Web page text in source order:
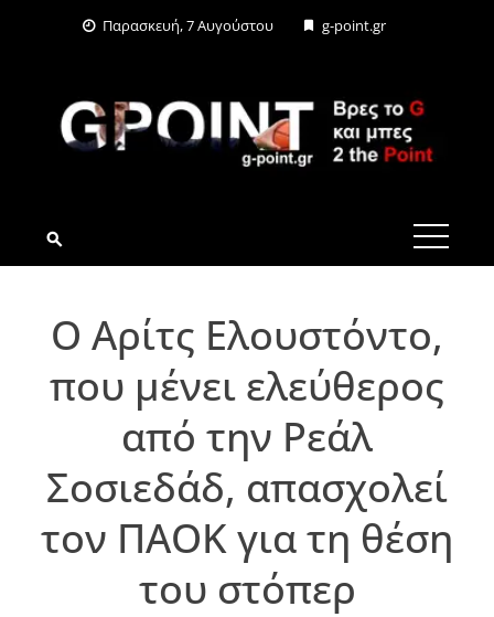
Παρασκευή, 7 Αυγούστου g-point.gr
G-POINT.GR
Ο Αρίτς Ελουστόντο,
που μένει ελεύθερος
από την Ρεάλ
Σοσιεδάδ, απασχολεί
τον ΠΑΟΚ για τη θέση
του στόπερ